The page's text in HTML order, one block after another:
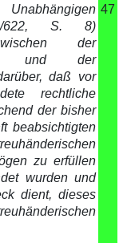
622, S. 8)
der
und der
daß vor
rechtliche
der bisher
beabsichtigten
zu erfüllen
wurden und
dient, dieses
47